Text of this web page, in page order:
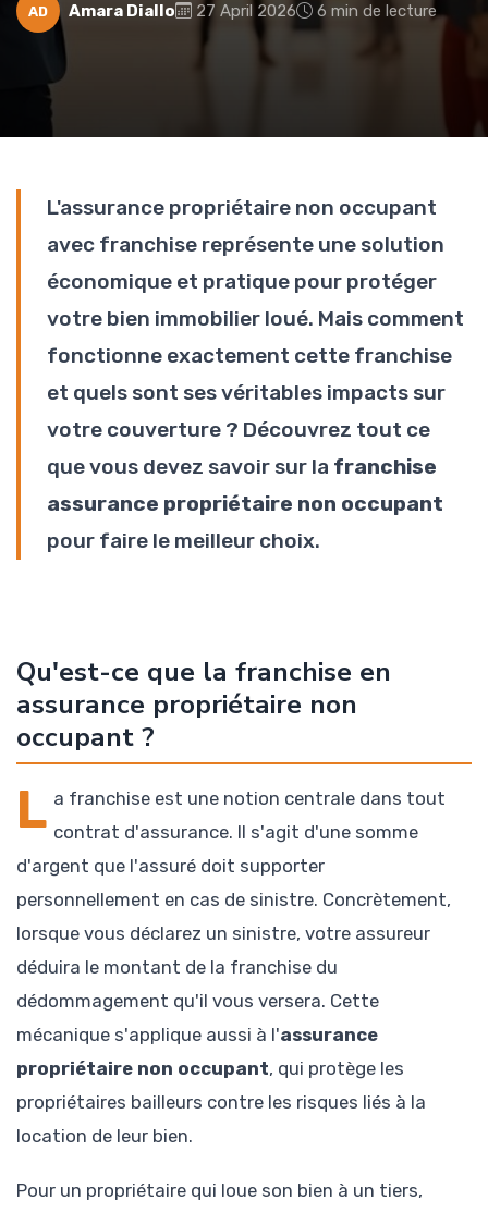
AD Amara Diallo 27 April 2026 6 min de lecture
L'assurance propriétaire non occupant
avec franchise représente une solution
économique et pratique pour protéger
votre bien immobilier loué. Mais comment
fonctionne exactement cette franchise
et quels sont ses véritables impacts sur
votre couverture ? Découvrez tout ce
que vous devez savoir sur la franchise
assurance propriétaire non occupant
pour faire le meilleur choix.
Qu'est-ce que la franchise en
assurance propriétaire non
occupant ?
L a franchise est une notion centrale dans tout
contrat d'assurance. Il s'agit d'une somme
d'argent que l'assuré doit supporter
personnellement en cas de sinistre. Concrètement,
lorsque vous déclarez un sinistre, votre assureur
déduira le montant de la franchise du
dédommagement qu'il vous versera. Cette
mécanique s'applique aussi à l'assurance
propriétaire non occupant, qui protège les
propriétaires bailleurs contre les risques liés à la
location de leur bien.
Pour un propriétaire qui loue son bien à un tiers,